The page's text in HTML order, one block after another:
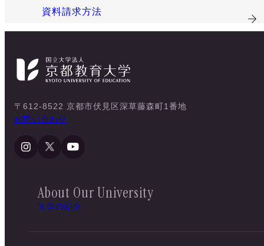
資料請求方法
〒612-8522 京都市伏見区深草藤森町1番地
お問い合わせ
About Our University
大学の紹介